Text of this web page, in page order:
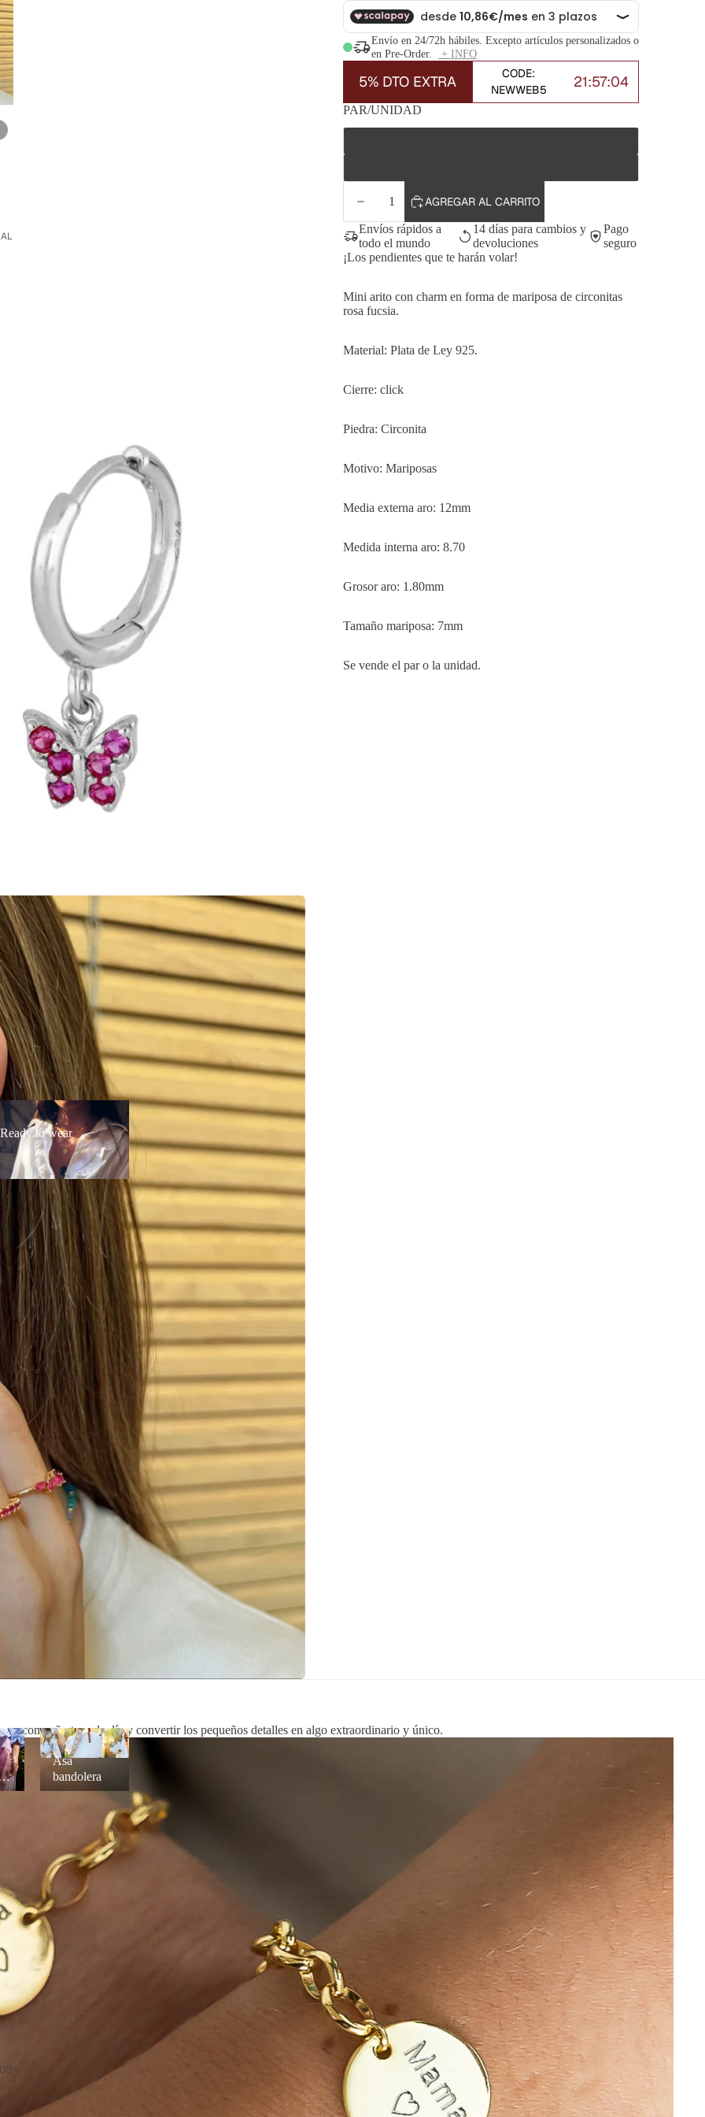
Ready to wear
Asa
bandolera
Asa
bandolera
Envío en 24/72h hábiles. Excepto artículos personalizados o
en Pre-Order.
+ INFO
5% DTO EXTRA
CODE:
NEWWEB5
21:57:02
PAR/UNIDAD
DISMINUIR
AUMENTAR
CANTIDAD
AGREGAR AL CARRITO
Envíos rápidos a
todo el mundo
14 días para cambios y
devoluciones
Pago
seguro
¡Los pendientes que te harán volar!
Mini arito con charm en forma de mariposa de circonitas
rosa fucsia.
Material: Plata de Ley 925.
Cierre: click
Piedra: Circonita
Motivo: Mariposas
Media externa aro: 12mm
Medida interna aro: 8.70
Grosor aro: 1.80mm
Tamaño mariposa: 7mm
Se vende el par o la unidad.
acompañarte cada día y convertir los pequeños detalles en algo extraordinario y único.